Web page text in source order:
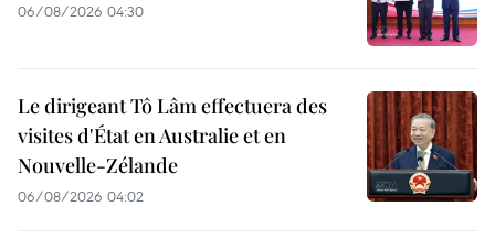
06/08/2026 04:30
Le dirigeant Tô Lâm effectuera des
visites d'État en Australie et en
Nouvelle-Zélande
06/08/2026 04:02